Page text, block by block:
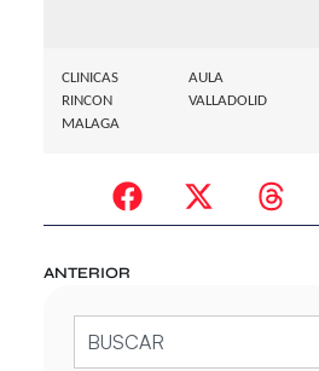
CLINICAS
RINCON
MALAGA
AULA
VALLADOLID
ANTERIOR